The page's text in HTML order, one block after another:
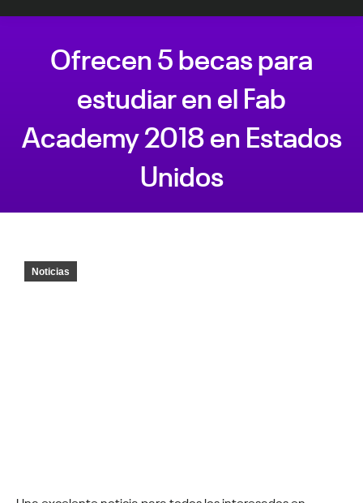
Ofrecen 5 becas para
estudiar en el Fab
Academy 2018 en Estados
Unidos
Noticias